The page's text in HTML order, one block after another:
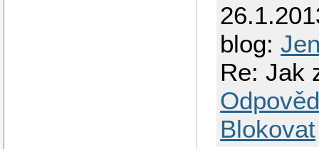
blog:
Re: Jak
Blokovat